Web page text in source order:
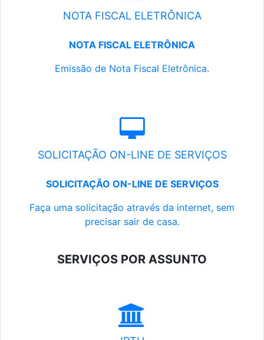
NOTA FISCAL ELETRÔNICA
NOTA FISCAL ELETRÔNICA
Emissão de Nota Fiscal Eletrônica.
SOLICITAÇÃO ON-LINE DE SERVIÇOS
SOLICITAÇÃO ON-LINE DE SERVIÇOS
Faça uma solicitação através da internet, sem
precisar sair de casa.
SERVIÇOS POR ASSUNTO